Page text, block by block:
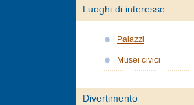
Luoghi di interesse
Palazzi
Musei civici
Divertimento